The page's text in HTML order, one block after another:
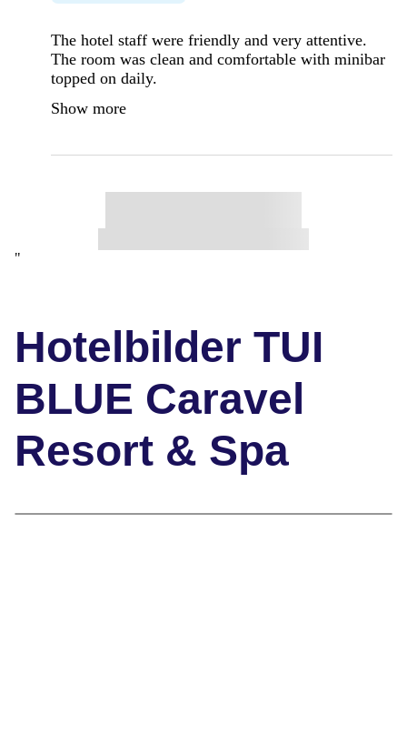
The hotel staff were friendly and very attentive.
The room was clean and comfortable with minibar
topped on daily.
Show more
"
Hotelbilder TUI
BLUE Caravel
Resort & Spa